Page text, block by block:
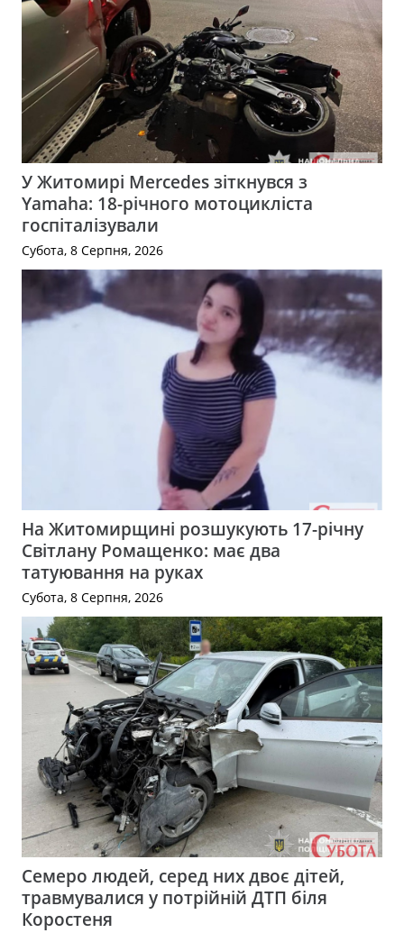
У Житомирі Mercedes зіткнувся з
Yamaha: 18-річного мотоцикліста
госпіталізували
Субота, 8 Серпня, 2026
На Житомирщині розшукують 17-річну
Світлану Ромащенко: має два
татуювання на руках
Субота, 8 Серпня, 2026
Семеро людей, серед них двоє дітей,
травмувалися у потрійній ДТП біля
Коростеня